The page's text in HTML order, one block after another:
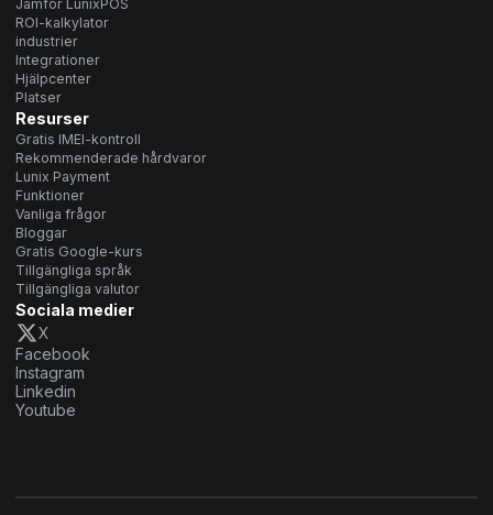
Jämför LunixPOS
ROI-kalkylator
industrier
Integrationer
Hjälpcenter
Platser
Resurser
Gratis IMEI-kontroll
Rekommenderade hårdvaror
Lunix Payment
Funktioner
Vanliga frågor
Bloggar
Gratis Google-kurs
Tillgängliga språk
Tillgängliga valutor
Sociala medier
X
Facebook
Instagram
Linkedin
Youtube